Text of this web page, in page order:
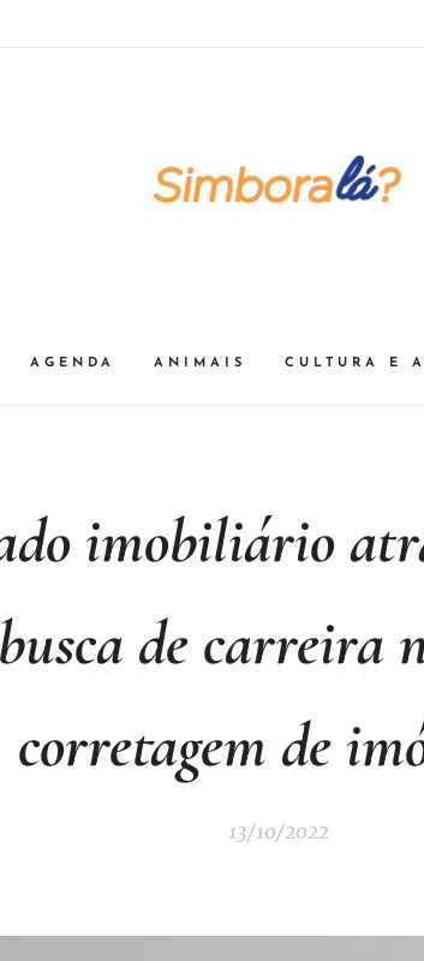
AGENDA ANIMAIS CULTURA E
imobiliário
de carreira
corretagem de
13/10/2022